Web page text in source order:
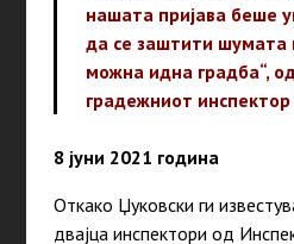
нашата пријава беше
да се заштити шумата
можна идна градба“,
градежниот инспектор
8 јуни 2021 година
Откако Џуковски ги
двајца инспектори од